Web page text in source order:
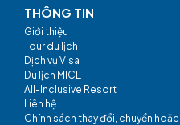
THÔNG TIN
Giới thiệu
Tour du lịch
Dịch vụ Visa
Du lịch MICE
All-Inclusive Resort
Liên hệ
Chính sách thay đổi, chuyển hoặc